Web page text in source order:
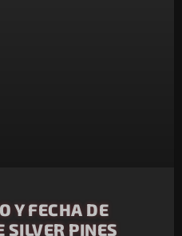
Y FECHA DE
PINES